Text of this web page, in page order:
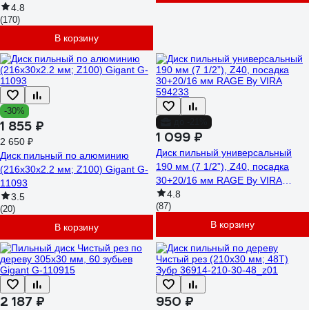
4.8
(170)
В корзину
-30%
1 855 ₽
2 650 ₽
Диск пильный по алюминию
(216x30х2.2 мм; Z100) Gigant G-
11093
3.5
(20)
В корзину
1 099 ₽
Диск пильный универсальный
190 мм (7 1/2”), Z40, посадка
30+20/16 мм RAGE By VIRA
594233
4.8
(87)
В корзину
2 187 ₽ 950 ₽